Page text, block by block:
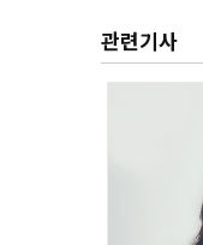
관련기사